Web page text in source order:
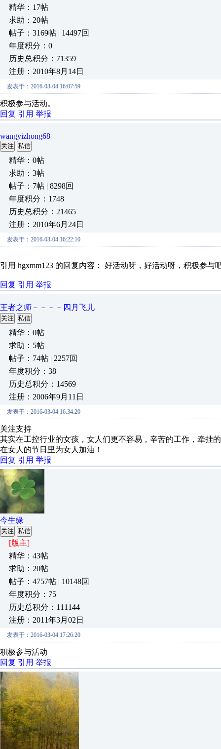
精华：17帖
求助：20帖
帖子：3169帖 | 14497回
年度积分：0
历史总积分：71359
注册：2010年8月14日
发表于：2016-03-04 16:07:59
积极参与活动。
回复 引用 举报
wangyizhong68
关注 私信
精华：0帖
求助：3帖
帖子：7帖 | 8298回
年度积分：1748
历史总积分：21465
注册：2010年6月24日
发表于：2016-03-04 16:22:10
引用 hgxmm123 的回复内容： 好活动呀，好活动呀，积极参与
回复 引用 举报
王者之师－－－－四月飞儿
关注 私信
精华：0帖
求助：5帖
帖子：74帖 | 2257回
年度积分：38
历史总积分：14569
注册：2006年9月11日
发表于：2016-03-04 16:34:20
关注支持
其实在工控行业的女孩，女人们更不容易，辛苦的工作，牵挂
在女人的节日里为女人加油！
回复 引用 举报
今生缘
关注 私信
[版主]
精华：43帖
求助：20帖
帖子：4757帖 | 10148回
年度积分：75
历史总积分：111144
注册：2011年3月02日
发表于：2016-03-04 17:26:20
积极参与活动
回复 引用 举报